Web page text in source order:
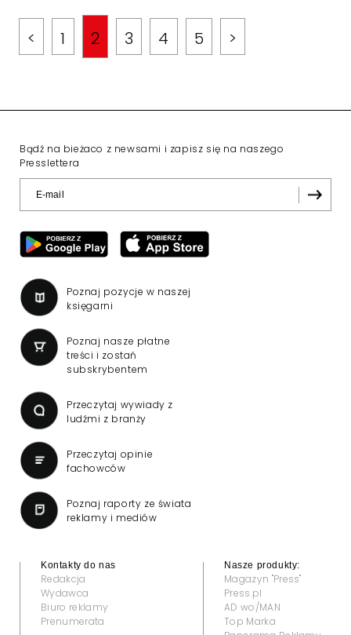
< 1 2 3 4 5 >
Bądź na bieżaco z newsami i zapisz się na naszego
Presslettera
Poznaj pozycje w naszej
księgarni
Poznaj nasze płatne
treści i zostań
subskrybentem
Przeczytaj wywiady z
ludźmi z branży
Przeczytaj opinie
fachowców
Poznaj raporty ze świata
reklamy i mediów
Kontakty do nas
Redakcja
Wydawca
Biuro reklamy
Prenumerata
Nasze produkty:
Magazyn "Press"
Press.pl
AD wo/MAN
Top Marka